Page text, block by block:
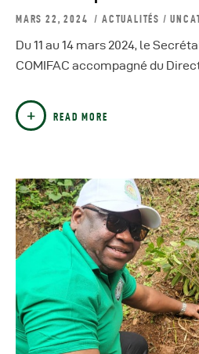
MARS 22, 2024 ACTUALITÉS /
Du 11 au 14 mars 2024, le
COMIFAC accompagné du
READ MORE